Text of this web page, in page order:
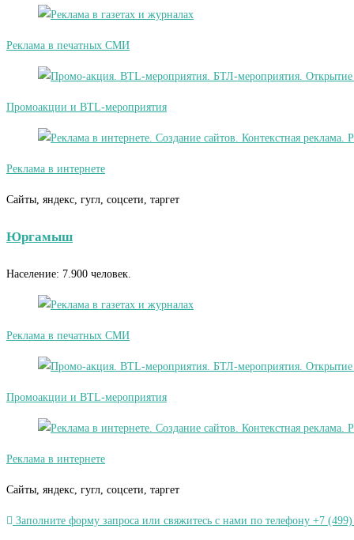
Реклама в печатных СМИ
Промоакции и BTL-мероприятия
Реклама в интернете
Сайты, яндекс, гугл, соцсети, таргет
Юргамыш
Население: 7.900 человек.
Реклама в печатных СМИ
Промоакции и BTL-мероприятия
Реклама в интернете
Сайты, яндекс, гугл, соцсети, таргет
Заполните форму запроса или свяжитесь с нами по телефону +7